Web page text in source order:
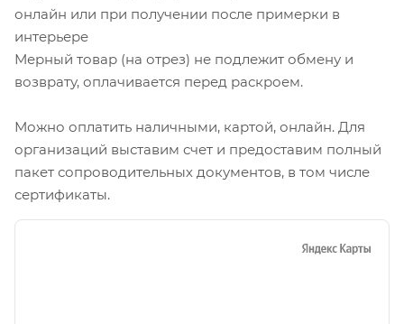
онлайн или при получении после примерки в
интерьере
Мерный товар (на отрез) не подлежит обмену и
возврату, оплачивается перед раскроем.
Можно оплатить наличными, картой, онлайн. Для
организаций выставим счет и предоставим полный
пакет сопроводительных документов, в том числе
сертификаты.